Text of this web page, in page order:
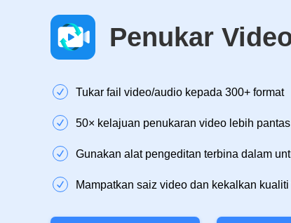
Penukar
Tukar fail video/audio kepada 300+ format
50× kelajuan penukaran video lebih pantas
Gunakan alat pengeditan terbina dalam
Mampatkan saiz video dan kekalkan